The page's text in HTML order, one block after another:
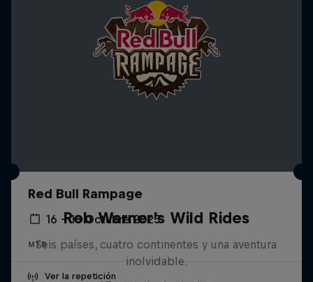
Red Bull Rampage
16 – 18 Octubre 2025
MTB
Ver la repetición
Rob Warner’s Wild Rides
Seis países, cuatro continentes y una aventura
inolvidable.